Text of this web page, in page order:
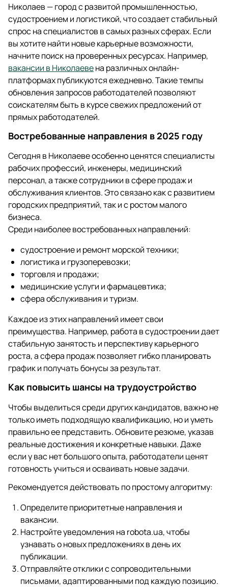
Николаев — город с развитой промышленностью,
судостроением и логистикой, что создает стабильный
спрос на специалистов в самых разных сферах. Если
вы хотите найти новые карьерные возможности,
начните поиск на проверенных ресурсах. Например,
вакансии в Николаевена различных онлайн-
платформах публикуются ежедневно. Такие темпы
обновления запросов работодателей позволяют
соискателям быть в курсе свежих предложений от
прямых работодателей.
Востребованные направления в 2025 году
Сегодня в Николаеве особенно ценятся специалисты
рабочих профессий, инженеры, медицинский
персонал, а также сотрудники в сфере продаж и
обслуживания клиентов. Это связано как с развитием
городских предприятий, так и с ростом малого
бизнеса.
Среди наиболее востребованных направлений:
судостроение и ремонт морской техники;
логистика и грузоперевозки;
торговля и продажи;
медицинские услуги и фармацевтика;
сфера обслуживания и туризм.
Каждое из этих направлений имеет свои
преимущества. Например, работа в судостроении дает
стабильную занятость и перспективу карьерного
роста, а сфера продаж позволяет гибко планировать
график и получать бонусы за результат.
Как повысить шансы на трудоустройство
Чтобы выделиться среди других кандидатов, важно не
только иметь подходящую квалификацию, но и уметь
правильно ее представить. Обновите резюме, указав
реальные достижения и конкретные навыки. Даже
если у вас нет большого опыта, работодатели ценят
готовность учиться и осваивать новые задачи.
Рекомендуется действовать по простому алгоритму:
Определите приоритетные направления и
вакансии.
Настройте уведомления на robota.ua, чтобы
узнавать о новых предложениях в день их
публикации.
Отправляйте отклики с сопроводительными
письмами, адаптированными под каждую позицию.